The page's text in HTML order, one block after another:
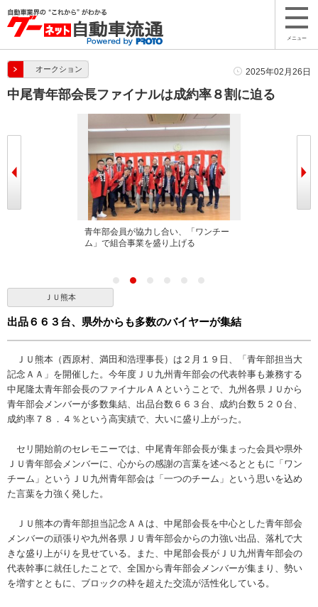
メニュー
オークション 2025年02月26日
中尾青年部会長ファイナルは成約率８割に迫る
青年部会員が協力し合い、「ワンチー
ム」で組合事業を盛り上げる
ＪＵ熊本
出品６６３台、県外からも多数のバイヤーが集結
ＪＵ熊本（西原村、満田和浩理事長）は２月１９日、「青年部担当大
記念ＡＡ」を開催した。今年度ＪＵ九州青年部会の代表幹事も兼務する
中尾隆太青年部会長のファイナルＡＡということで、九州各県ＪＵから
青年部会メンバーが多数集結、出品台数６６３台、成約台数５２０台、
成約率７８．４％という高実績で、大いに盛り上がった。
セリ開始前のセレモニーでは、中尾青年部会長が集まった会員や県外
ＪＵ青年部会メンバーに、心からの感謝の言葉を述べるとともに「ワン
チーム」というＪＵ九州青年部会は「一つのチーム」という思いを込め
た言葉を力強く発した。
ＪＵ熊本の青年部担当記念ＡＡは、中尾部会長を中心とした青年部会
メンバーの頑張りや九州各県ＪＵ青年部会からの力強い出品、落札で大
きな盛り上がりを見せている。また、中尾部会長がＪＵ九州青年部会の
代表幹事に就任したことで、全国から青年部会メンバーが集まり、勢い
を増すとともに、ブロックの枠を超えた交流が活性化している。